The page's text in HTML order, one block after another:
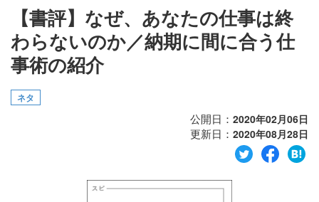
実績・お客様の声
初めて導入をお考えの方
【書評】なぜ、あなたの仕事は終
わらないのか／納期に間に合う仕
事術の紹介
ネタ
公開日： 2020年02月06日
更新日： 2020年08月28日